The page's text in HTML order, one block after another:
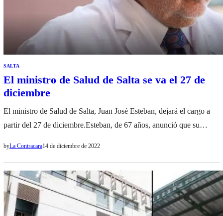
SALTA
El ministro de Salud de Salta se va el 27 de
diciembre
El ministro de Salud de Salta, Juan José Esteban, dejará el cargo a
partir del 27 de diciembre.Esteban, de 67 años, anunció que su
byLa Contracara14 de diciembre de 2022